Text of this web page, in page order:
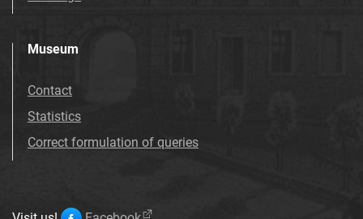
Museum
Contact
Statistics
Correct formulation of queries